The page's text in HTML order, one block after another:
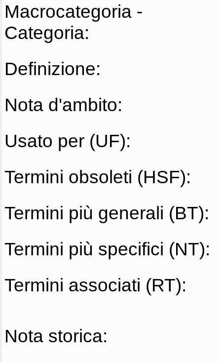
Macrocategoria -
Categoria:
Definizione:
Nota d'ambito:
Usato per (UF):
Termini obsoleti (HSF):
Termini più generali (BT):
Termini più specifici (NT):
Termini associati (RT):
Nota storica: